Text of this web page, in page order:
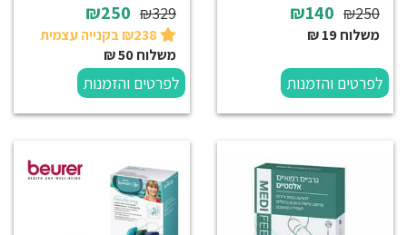
₪140 ₪250
משלוח 19 ₪
לפרטים והזמנות
₪250 ₪329
משלוח 50 ₪
לפרטים והזמנות